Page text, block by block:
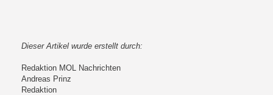
Dieser Artikel wurde erstellt durch:
Redaktion MOL Nachrichten
Andreas Prinz
Redaktion